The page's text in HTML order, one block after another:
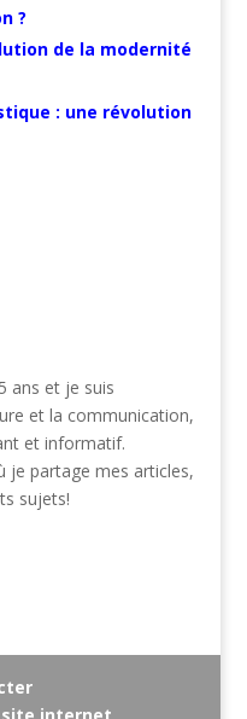
?
de la modernité
: une révolution
ans et je suis
et la communication,
et informatif.
je partage mes articles,
sujets!